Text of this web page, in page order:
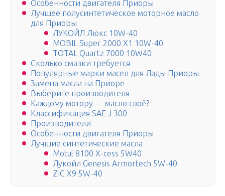
Особенности двигателя Приоры
Лучшее полусинтетическое моторное масло
для Приоры
ЛУКОЙЛ Люкс 10W-40
MOBIL Super 2000 X1 10W-40
TOTAL Quartz 7000 10W40
Сколько смазки требуется
Популярные марки масел для Лады Приоры
Замена масла на Приоре
Выберите производителя
Каждому мотору — масло своё?
Классификация SAE J 300
Производители
Особенности двигателя Приоры
Лучшие синтетические масла
Motul 8100 X-cess 5W40
Лукойл Genesis Armortech 5W-40
ZIC X9 5W-40